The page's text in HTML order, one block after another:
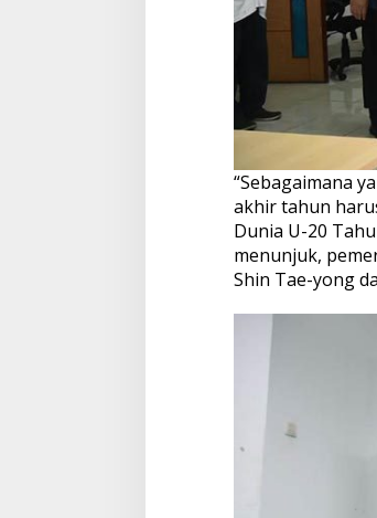
“Sebagaimana
akhir tahun
Dunia U-20
menunjuk,
Shin Tae-yong